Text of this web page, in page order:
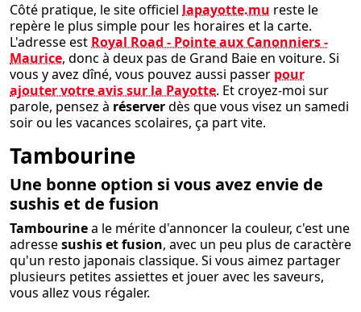
Côté pratique, le site officiel lapayotte.mu reste le
repère le plus simple pour les horaires et la carte.
L'adresse est Royal Road - Pointe aux Canonniers -
Maurice, donc à deux pas de Grand Baie en voiture. Si
vous y avez dîné, vous pouvez aussi passer pour
ajouter votre avis sur la Payotte. Et croyez-moi sur
parole, pensez à réserverdès que vous visez un samedi
soir ou les vacances scolaires, ça part vite.
Tambourine
Une bonne option si vous avez envie de
sushis et de fusion
Tambourinea le mérite d'annoncer la couleur, c'est une
adressesushis et fusion, avec un peu plus de caractère
qu'un resto japonais classique. Si vous aimez partager
plusieurs petites assiettes et jouer avec les saveurs,
vous allez vous régaler.